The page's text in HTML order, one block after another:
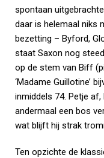
spontaan
daar is helemaal niks
bezetting – Byford,
staat Saxon nog
op de stem van Biff
‘Madame Guillotine’
inmiddels 74. Petje
andermaal een bos
wat blijft hij strak
Ten opzichte de